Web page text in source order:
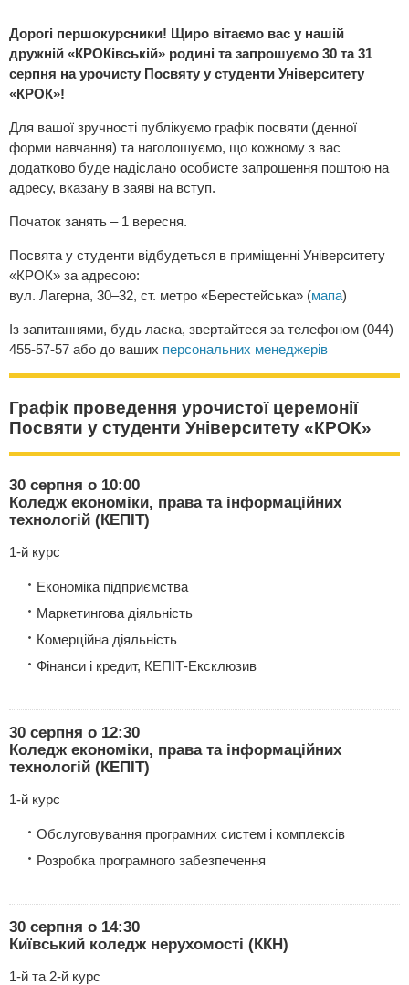
Дорогі першокурсники! Щиро вітаємо вас у нашій
дружній «КРОКівській» родині та запрошуємо 30 та 31
серпня на урочисту Посвяту у студенти Університету
«КРОК»!
Для вашої зручності публікуємо графік посвяти (денної
форми навчання) та наголошуємо, що кожному з вас
додатково буде надіслано особисте запрошення поштою на
адресу, вказану в заяві на вступ.
Початок занять – 1 вересня.
Посвята у студенти відбудеться в приміщенні Університету
«КРОК» за адресою:
вул. Лагерна, 30–32, ст. метро «Берестейська» (мапа)
Із запитаннями, будь ласка, звертайтеся за телефоном (044)
455-57-57 або до ваших персональних менеджерів
Графік проведення урочистої церемонії
Посвяти у студенти Університету «КРОК»
30 серпня о 10:00
Коледж економіки, права та інформаційних
технологій (КЕПІТ)
1-й курс
Економіка підприємства
Маркетингова діяльність
Комерційна діяльність
Фінанси і кредит, КЕПІТ-Ексклюзив
30 серпня о 12:30
Коледж економіки, права та інформаційних
технологій (КЕПІТ)
1-й курс
Обслуговування програмних систем і комплексів
Розробка програмного забезпечення
30 серпня о 14:30
Київський коледж нерухомості (ККН)
1-й та 2-й курс